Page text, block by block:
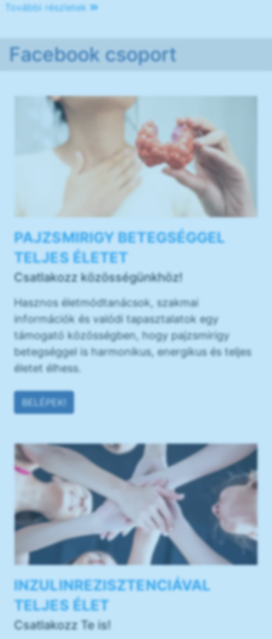
További részletek
Facebook csoport
PAJZSMIRIGY BETEGSÉGGEL
TELJES ÉLETET
Csatlakozz közösségünkhöz!
Hasznos életmódtanácsok, szakmai
információk és valódi tapasztalatok egy
támogató közösségben, hogy pajzsmirigy
betegséggel is harmonikus, energikus és teljes
életet élhess.
BELÉPEK!
INZULINREZISZTENCIÁVAL
TELJES ÉLET
Csatlakozz Te is!